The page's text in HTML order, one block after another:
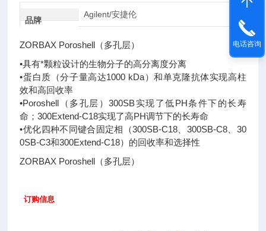
品牌
Agilent/安捷伦
ZORBAX Poroshell（多孔层）
•具有*颗粒设计的生物分子的高分离度分离
•蛋白质（分子量高达1000 kDa）和单克隆抗体实现高柱
效和高回收率
•Poroshell（多孔层）300SB实现了低PH条件下的长寿
命；300Extend-C18实现了高PH调节下的长寿命
•优化四种不同键合固定相（300SB-C18、300SB-C8、30
0SB-C3和300Extend-C18）的回收率和选择性
ZORBAX Poroshell（多孔层）
订购信息
电话咨询